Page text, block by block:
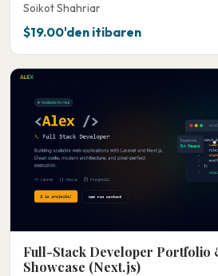
Soikot Shahriar
$19.00'den itibaren
Full-Stack Developer Portfolio
Showcase (Next.js)